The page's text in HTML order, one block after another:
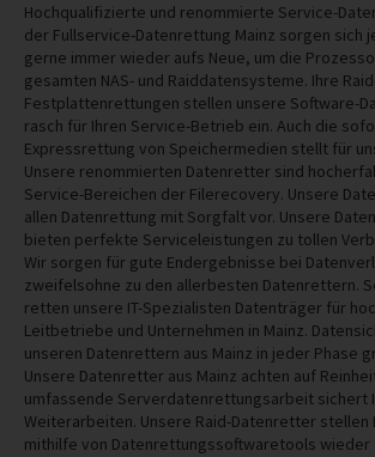
Hochqualifizierte und renommierte Service-
der Fullservice-Datenrettung Mainz sorgen sich
gerne immer wieder aufs Neue, um die
gesamten NAS- und Raiddatensysteme. Ihre
Festplattenrettungen stellen unsere Software-
rasch für Ihren Service-Betrieb ein. Auch die
Expressrettung von Speichermedien stellt für
Unsere renommierten Datenretter sind
Service-Bereichen der Filerecovery. Unsere
allen Datenrettung mit Sorgfalt vor. Unsere
bieten perfekte Serviceleistungen zu tollen
Wir sorgen für gute Endergebnisse bei
zweifelsohne zu den allerbesten Datenrettern.
retten unsere IT-Spezialisten Datenträger für
Leitbetriebe und Unternehmen in Mainz.
unseren Datenrettern aus Mainz in jeder Phase
Unsere Datenretter aus Mainz achten auf
umfassende Serverdatenrettungsarbeit sichert
Weiterarbeiten. Unsere Raid-Datenretter stellen
mithilfe von Datenrettungssoftwaretools wieder